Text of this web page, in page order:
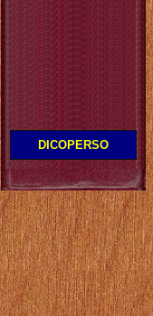
DICOPERSO